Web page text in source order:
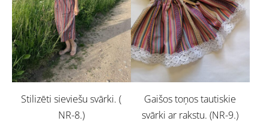
Stilizēti sieviešu svārki. (
NR-8.)
Gaišos toņos tautiskie
svārki ar rakstu. (NR-9.)